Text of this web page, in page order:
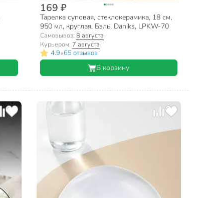
169 ₽
Тарелка суповая, стеклокерамика, 18 см,
950 мл, круглая, Бэль, Daniks, LPKW-70
Самовывоз:8 августа
Курьером: 7 августа
4.9•65 отзывов
В корзину